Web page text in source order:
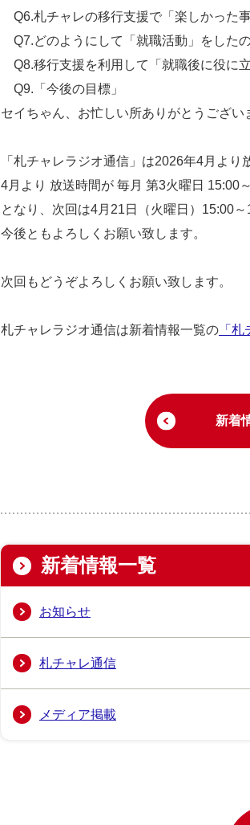
Q6.札チャレの移行支援で「楽しかった事
Q7.どのようにして「就職活動」をした
Q8.移行支援を利用して「就職後に役に立
Q9.「今後の目標」
セイちゃん、お忙しい所ありがとうござい
「札チャレラジオ通信」は2026年4月より
4月より 放送時間が 毎月 第3火曜日 15:00
となり、次回は4月21日（火曜日）15:00～
今後ともよろしくお願い致します。
次回もどうぞよろしくお願い致します。
札チャレラジオ通信は新着情報一覧の 「
新着
新着情報一覧
お知らせ
札チャレ通信
メディア掲載